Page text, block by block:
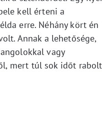
kell érteni a
erre. Néhány kört én
Annak a lehetősége,
vagy
mert túl sok időt rabolt